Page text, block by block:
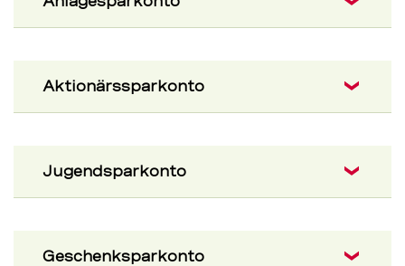
Aktionärssparkonto
Jugendsparkonto
Geschenksparkonto